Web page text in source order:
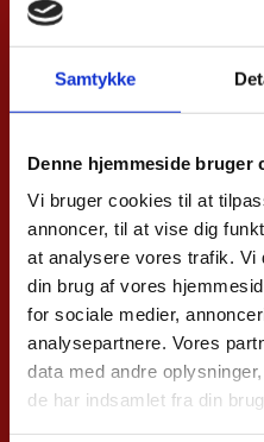
Samtykke
Denne hjemmeside bruger
Vi bruger cookies til at
annoncer, til at vise dig
at analysere vores trafik. Vi
din brug af vores
for sociale medier,
analysepartnere. Vores
data med andre
de har indsamlet fra din
Flis
Ærtesten
Køb billige ærtesten i ønsket
Sjælland.
Hos Vognmand.dk kan du købe
gårdsplads, gangstier og dræn.
hvilket giver os mulighed for at
nogle meget fordelagtige priser.